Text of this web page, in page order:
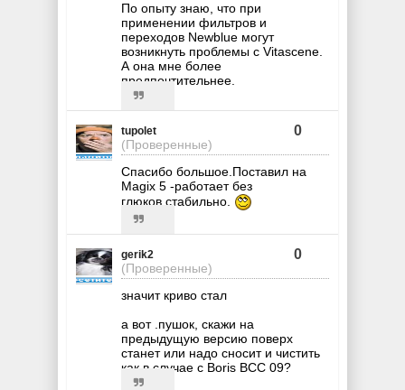
По опыту знаю, что при
применении фильтров и
переходов Newblue могут
возникнуть проблемы с Vitascene.
А она мне более
предпочтительнее.
tupolet
(Проверенные)
0
Спасибо большое.Поставил на
Magix 5 -работает без
глюков,стабильно.
gerik2
(Проверенные)
0
значит криво стал
а вот .пушок, скажи на
предыдущую версию поверх
станет или надо сносит и чистить
как в случае с Boris BCC 09?